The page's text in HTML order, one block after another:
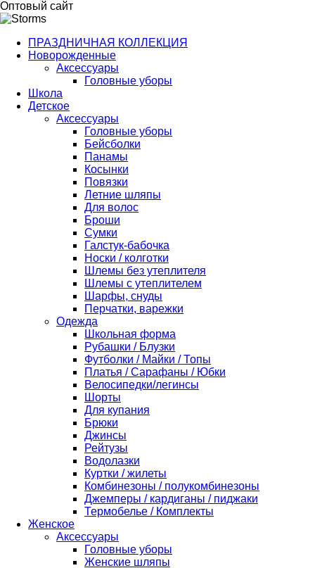
Оптовый сайт
ПРАЗДНИЧНАЯ КОЛЛЕКЦИЯ
Новорожденные
Аксессуары
Головные уборы
Школа
Детское
Аксессуары
Головные уборы
Бейсболки
Панамы
Косынки
Повязки
Летние шляпы
Для волос
Броши
Сумки
Галстук-бабочка
Носки / колготки
Шлемы без утеплителя
Шлемы с утеплителем
Шарфы, снуды
Перчатки, варежки
Одежда
Школьная форма
Рубашки / Блузки
Футболки / Майки / Топы
Платья / Сарафаны / Юбки
Велосипедки/легинсы
Шорты
Для купания
Брюки
Джинсы
Рейтузы
Водолазки
Куртки / жилеты
Комбинезоны / полукомбинезоны
Джемперы / кардиганы / пиджаки
Термобелье / Комплекты
Женское
Аксессуары
Головные уборы
Женские шляпы